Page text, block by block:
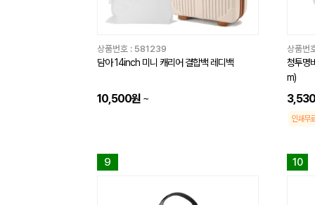
상품번호 : 581239
담아 14inch 미니 캐리어 결합백 레디백
10,500원 ~
상품번
청투명
m)
인쇄무
9 10